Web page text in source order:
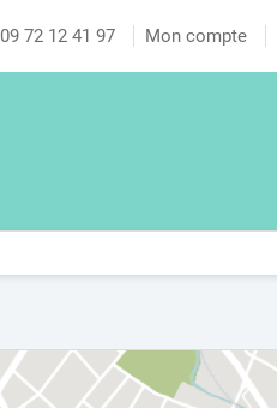
09 72 12 41 97 Mon compte